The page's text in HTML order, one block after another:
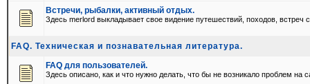
бесплатных сервисов (ukr.net, mail.ru и т.д.) не даст гарантии того, что Вы
сможете воспользоваться услугами нашего форума. Письма для
регистрации на подобные ресурсы просто не доходят. Приоритетными для
регистрации являются корпоративные e-mail'ы
19-11-2008
С 19.11.2008 на нашем форуме действуют новые правила.
Просьбаознакомитьсяс ними для избежания недоразумений.
Подробнее >>>
Встречи, рыбалки, активный отдых.
Здесь merlord выкладывает свое видение путешествий, походов, встреч
FAQ. Техническая и познавательная литература.
FAQ для пользователей.
Здесь описано, как и что нужно делать, что бы не возникало проблем на